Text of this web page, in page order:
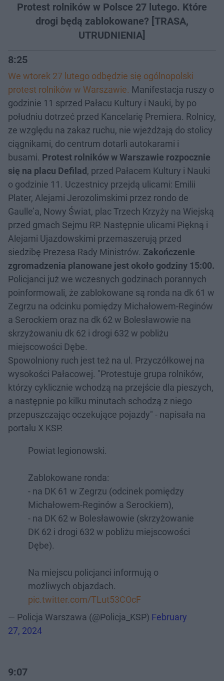
Protest rolników w Polsce 27 lutego. Które
drogi będą zablokowane? [TRASA,
UTRUDNIENIA]
8:25
We wtorek 27 lutego odbędzie się ogólnopolski
protest rolników w Warszawie. Manifestacja ruszy o
godzinie 11 sprzed Pałacu Kultury i Nauki, by po
południu dotrzeć przed Kancelarię Premiera. Rolnicy,
ze względu na zakaz ruchu, nie wjeżdżają do stolicy
ciągnikami, do centrum dotarli autokarami i
busami. Protest rolników w Warszawie rozpocznie
się na placu Defilad, przed Pałacem Kultury i Nauki
o godzinie 11. Uczestnicy przejdą ulicami: Emilii
Plater, Alejami Jerozolimskimi przez rondo de
Gaulle’a, Nowy Świat, plac Trzech Krzyży na Wiejską
przed gmach Sejmu RP. Następnie ulicami Piękną i
Alejami Ujazdowskimi przemaszerują przed
siedzibę Prezesa Rady Ministrów. Zakończenie
zgromadzenia planowane jest około godziny 15:00.
Policjanci już we wczesnych godzinach porannych
poinformowali, że zablokowane są ronda na dk 61 w
Zegrzu na odcinku pomiędzy Michałowem-Reginów
a Serockiem oraz na dk 62 w Bolesławowie na
skrzyżowaniu dk 62 i drogi 632 w pobliżu
miejscowości Dębe.
Spowolniony ruch jest też na ul. Przyczółkowej na
wysokości Pałacowej. "Protestuje grupa rolników,
którzy cyklicznie wchodzą na przejście dla pieszych,
a następnie po kilku minutach schodzą z niego
przepuszczając oczekujące pojazdy" - napisała na
portalu X KSP.
Powiat legionowski.
Zablokowane ronda:
- na DK 61 w Zegrzu (odcinek pomiędzy
Michałowem-Reginów a Serockiem),
- na DK 62 w Bolesławowie (skrzyżowanie
DK 62 i drogi 632 w pobliżu miejscowości
Dębe).
Na miejscu policjanci informują o
możliwych objazdach.
pic.twitter.com/TLut53COcF
— Policja Warszawa (@Policja_KSP) February
27, 2024
9:07